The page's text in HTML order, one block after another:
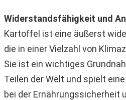
Widerstandsfähigkeit und
Kartoffel ist eine äußerst
die in einer Vielzahl von
Sie ist ein wichtiges
Teilen der Welt und spielt
bei der Ernährungssicherheit